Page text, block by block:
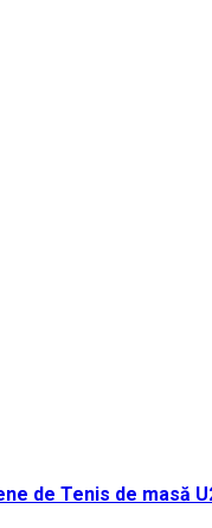
de Tenis de masă